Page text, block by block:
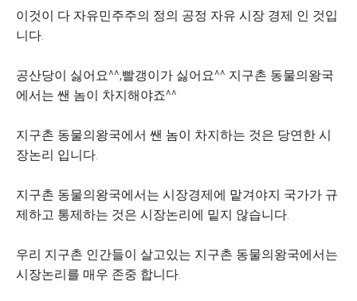
이것이 다 자유민주주의 정의 공정 자유 시장 경제 인 것입
니다.
공산당이 싫어요^^,빨갱이가 싫어요^^ 지구촌 동물의왕국
에서는 쌘 놈이 차지해야죠^^
지구촌 동물의왕국에서 쌘 놈이 차지하는 것은 당연한 시
장논리 입니다.
지구촌 동물의왕국에서는 시장경제에 맡겨야지 국가가 규
제하고 통제하는 것은 시장논리에 밑지 않습니다.
우리 지구촌 인간들이 살고있는 지구촌 동물의왕국에서는
시장논리를 매우 존중 합니다.